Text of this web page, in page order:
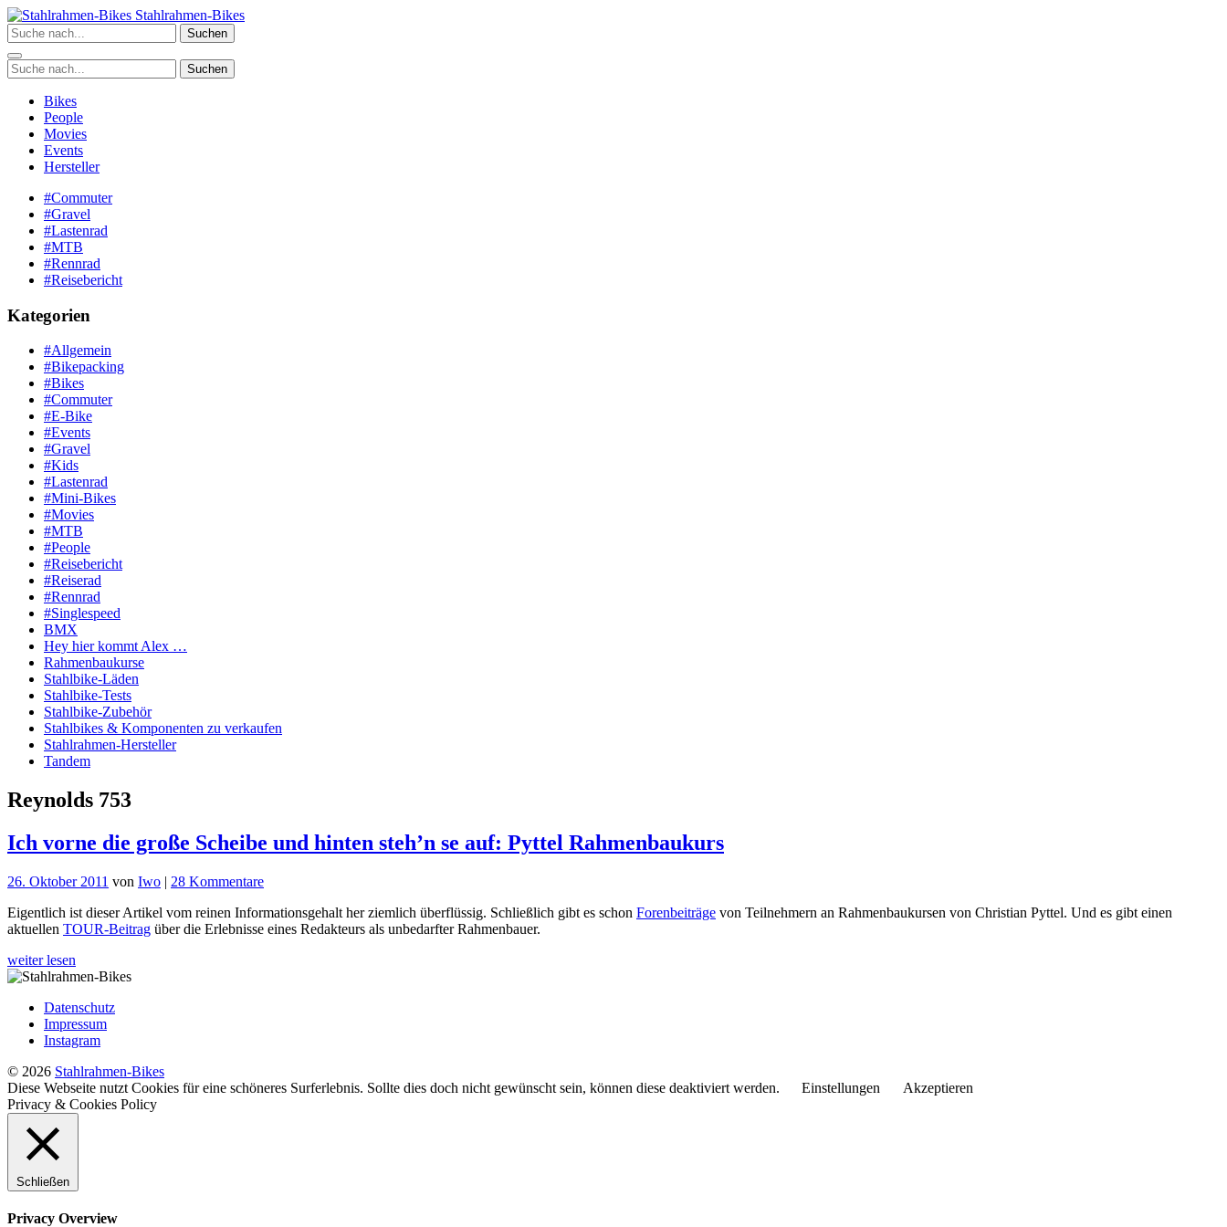
Zum
Inhalt
springen
Stahlrahmen-Bikes
Suchen
Suchen
Bikes
People
Movies
Events
Hersteller
#Commuter
#Gravel
#Lastenrad
#MTB
#Rennrad
#Reisebericht
Kategorien
#Allgemein
#Bikepacking
#Bikes
#Commuter
#E-Bike
#Events
#Gravel
#Kids
#Lastenrad
#Mini-Bikes
#Movies
#MTB
#People
#Reisebericht
#Reiserad
#Rennrad
#Singlespeed
BMX
Hey hier kommt Alex …
Rahmenbaukurse
Stahlbike-Läden
Stahlbike-Tests
Stahlbike-Zubehör
Stahlbikes & Komponenten zu verkaufen
Stahlrahmen-Hersteller
Tandem
Reynolds 753
Ich vorne die große Scheibe und hinten steh’n se auf: Pyttel Rahmenbaukurs
26. Oktober 2011 von Iwo | 28 Kommentarezu
vorne
die
Eigentlich ist dieser Artikel vom reinen Informationsgehalt her ziemlich überflüssig. Schließlich gibt es schon Forenbeiträge von Teilnehmern an Rahmenbaukursen von Christian Pyttel. Und es gibt einen
aktuellen TOUR-Beitrag über die Erlebnisse eines Redakteurs als unbedarfter Rahmenbauer.
weiter lesen
Datenschutz
Impressum
Instagram
© 2026 Stahlrahmen-Bikes
Diese Webseite nutzt Cookies für eine schöneres Surferlebnis. Sollte dies doch nicht gewünscht sein, können diese deaktiviert werden.
Einstellungen
Akzeptieren
Privacy & Cookies Policy
Schließen
Privacy Overview